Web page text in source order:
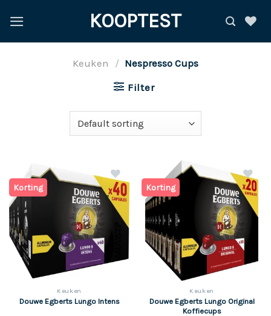
naar
KOOPTEST
Keuken / Nespresso Cups
Filter
Korting
z
Keuken
Douwe Egberts Lungo Intens
Korting
z
Keuken
Douwe Egberts Lungo Original
Koffiecups